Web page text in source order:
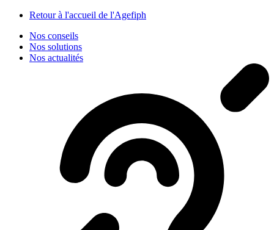
Retour à l'accueil de l'Agefiph
Nos conseils
Nos solutions
Nos actualités